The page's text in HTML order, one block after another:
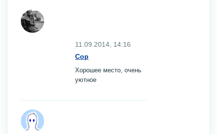
11.09.2014, 14:16
Cop
Хорошее место, очень
уютное